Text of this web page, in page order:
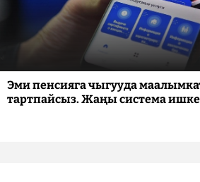
Эми пенсияга чыгууда
тартпайсыз. Жаңы система